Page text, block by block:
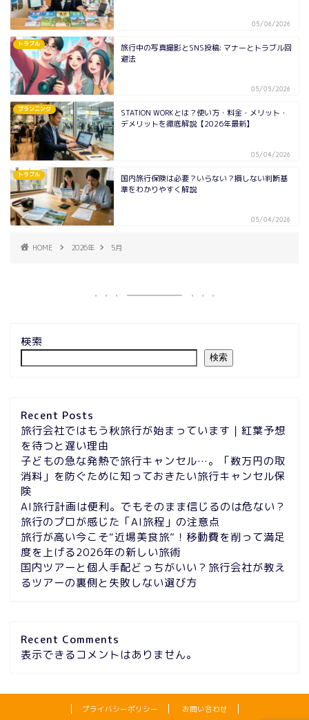
05/06/2026
トラブル
旅行中の写真撮影とSNS投稿: マナーとトラブル回
避法
05/05/2026
プランニング
STATION WORKとは？使い方・料金・メリット・
デメリットを徹底解説【2026年最新】
05/04/2026
トラブル
国内旅行保険は必要？いらない？損しない判断基
準をわかりやすく解説
05/04/2026
HOME 2026年 5月
検索
検索
Recent Posts
旅行会社ではもう秋旅行が始まっています｜紅葉予想
を待つと遅い理由
子どもの急な発熱で旅行キャンセル…。「数万円の取
消料」を防ぐために知っておきたい旅行キャンセル保
険
AI旅行計画は便利。でもそのまま信じるのは危ない？
旅行のプロが感じた「AI旅程」の注意点
旅行が高い今こそ“近場美食旅”！移動費を削って満足
度を上げる2026年の新しい旅術
国内ツアーと個人手配どっちがいい？旅行会社が教え
るツアーの裏側と失敗しない選び方
Recent Comments
表示できるコメントはありません。
プライバシーポリシー お問い合わせ